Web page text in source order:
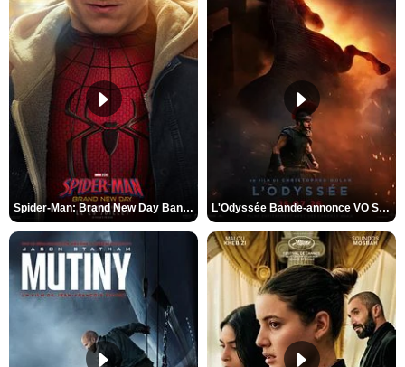
Spider-Man: Brand New Day Bande-annonce VO STFR L'Odyssée Bande-annonce VO STFR